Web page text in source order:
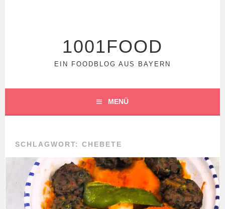
1001FOOD
EIN FOODBLOG AUS BAYERN
MENÜ
SCHLAGWORT:CHEBETE